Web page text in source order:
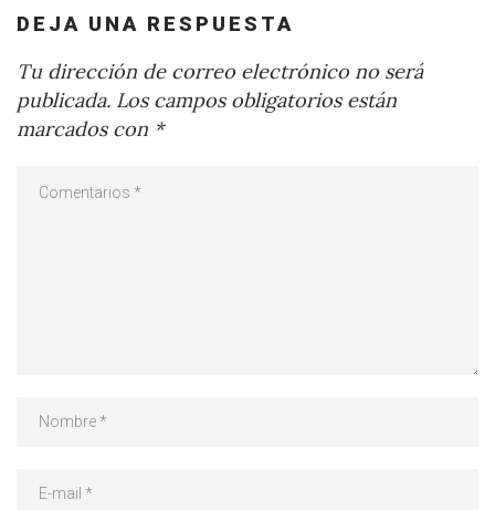
DEJA UNA RESPUESTA
Tu dirección de correo electrónico no será
publicada. Los campos obligatorios están
marcados con *